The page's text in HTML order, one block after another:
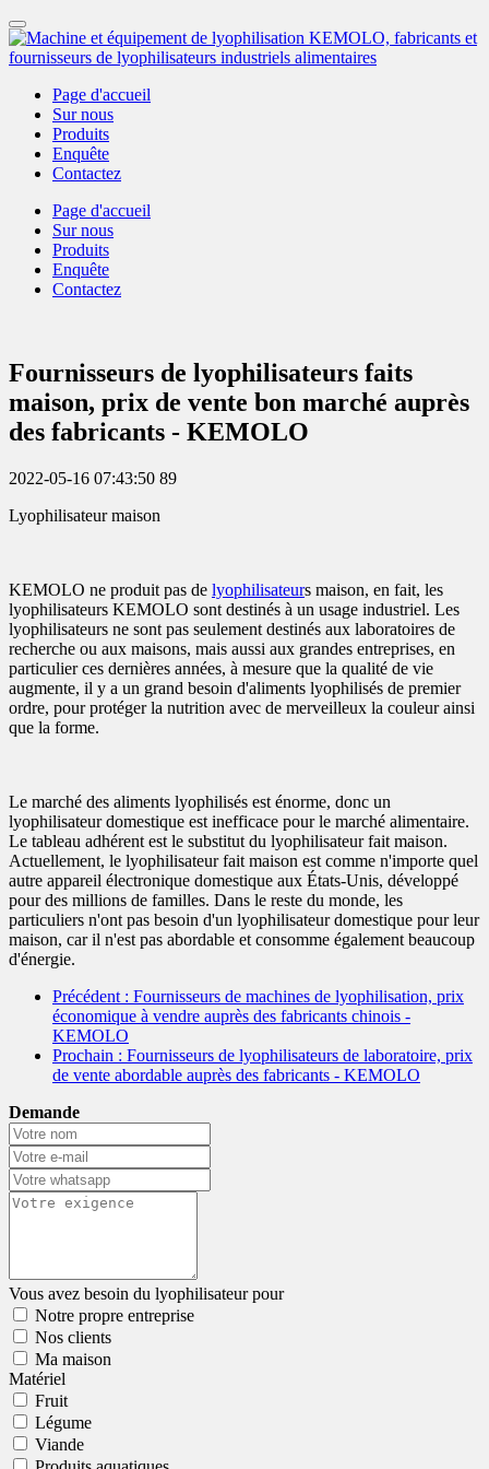
Page d'accueil
Sur nous
Produits
Enquête
Contactez
Page d'accueil
Sur nous
Produits
Enquête
Contactez
Fournisseurs de lyophilisateurs faits
maison, prix de vente bon marché auprès
des fabricants - KEMOLO
2022-05-16 07:43:50 89
Lyophilisateur maison
KEMOLO ne produit pas de lyophilisateurs maison, en fait, les
lyophilisateurs KEMOLO sont destinés à un usage industriel. Les
lyophilisateurs ne sont pas seulement destinés aux laboratoires de
recherche ou aux maisons, mais aussi aux grandes entreprises, en
particulier ces dernières années, à mesure que la qualité de vie
augmente, il y a un grand besoin d'aliments lyophilisés de premier
ordre, pour protéger la nutrition avec de merveilleux la couleur ainsi
que la forme.
Le marché des aliments lyophilisés est énorme, donc un
lyophilisateur domestique est inefficace pour le marché alimentaire.
Le tableau adhérent est le substitut du lyophilisateur fait maison.
Actuellement, le lyophilisateur fait maison est comme n'importe quel
autre appareil électronique domestique aux États-Unis, développé
pour des millions de familles. Dans le reste du monde, les
particuliers n'ont pas besoin d'un lyophilisateur domestique pour leur
maison, car il n'est pas abordable et consomme également beaucoup
d'énergie.
Précédent : Fournisseurs de machines de lyophilisation, prix
économique à vendre auprès des fabricants chinois -
KEMOLO
Prochain : Fournisseurs de lyophilisateurs de laboratoire, prix
de vente abordable auprès des fabricants - KEMOLO
Demande
Vous avez besoin du lyophilisateur pour
Notre propre entreprise
Nos clients
Ma maison
Matériel
Fruit
Légume
Viande